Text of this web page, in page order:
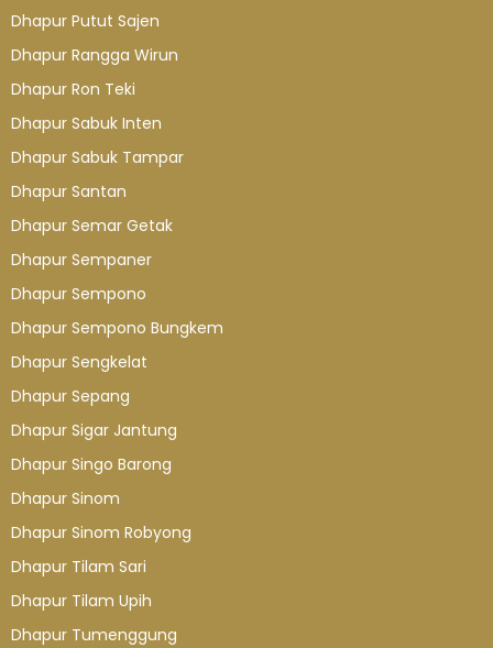
Dhapur Putut Sajen
Dhapur Rangga Wirun
Dhapur Ron Teki
Dhapur Sabuk Inten
Dhapur Sabuk Tampar
Dhapur Santan
Dhapur Semar Getak
Dhapur Sempaner
Dhapur Sempono
Dhapur Sempono Bungkem
Dhapur Sengkelat
Dhapur Sepang
Dhapur Sigar Jantung
Dhapur Singo Barong
Dhapur Sinom
Dhapur Sinom Robyong
Dhapur Tilam Sari
Dhapur Tilam Upih
Dhapur Tumenggung